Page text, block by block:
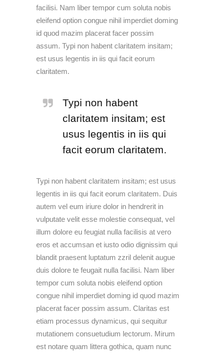
facilisi. Nam liber tempor cum soluta nobis
eleifend option congue nihil imperdiet doming
id quod mazim placerat facer possim
assum. Typi non habent claritatem insitam;
est usus legentis in iis qui facit eorum
claritatem.
Typi non habent
claritatem insitam; est
usus legentis in iis qui
facit eorum claritatem.
Typi non habent claritatem insitam; est usus
legentis in iis qui facit eorum claritatem. Duis
autem vel eum iriure dolor in hendrerit in
vulputate velit esse molestie consequat, vel
illum dolore eu feugiat nulla facilisis at vero
eros et accumsan et iusto odio dignissim qui
blandit praesent luptatum zzril delenit augue
duis dolore te feugait nulla facilisi. Nam liber
tempor cum soluta nobis eleifend option
congue nihil imperdiet doming id quod mazim
placerat facer possim assum. Claritas est
etiam processus dynamicus, qui sequitur
mutationem consuetudium lectorum. Mirum
est notare quam littera gothica, quam nunc